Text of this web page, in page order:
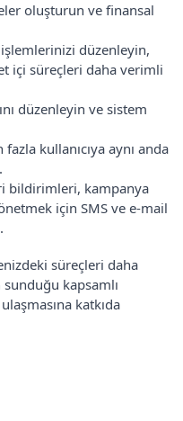
oluşturun ve finansal
düzenleyin,
içi süreçleri daha verimli
düzenleyin ve sistem
kullanıcıya aynı anda
bildirimleri, kampanya
için SMS ve e-mail
süreçleri daha
kapsamlı
katkıda